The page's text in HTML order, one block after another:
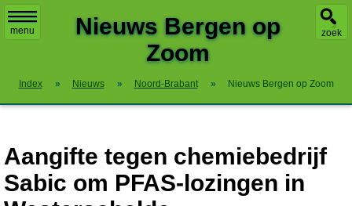
menu zoek
Nieuws Bergen op
Zoom
Index » Nieuws » Noord-Brabant » Nieuws Bergen op Zoom
Aangifte tegen chemiebedrijf
Sabic om PFAS-lozingen in